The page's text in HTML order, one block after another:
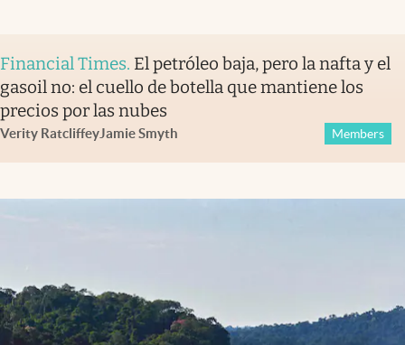
Financial Times. El petróleo baja, pero la nafta y el
gasoil no: el cuello de botella que mantiene los
precios por las nubes
Verity RatcliffeyJamie Smyth Members